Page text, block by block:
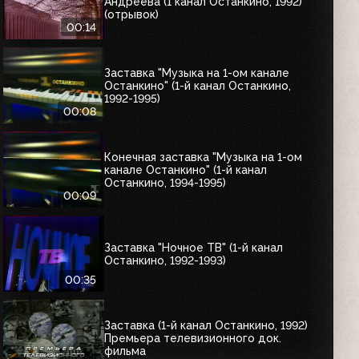
00:14
(отрывок)
00:08
Заставка "Музыка на 1-ом канале
Останкино" (1-й канал Останкино,
1992-1995)
00:09
Конечная заставка "Музыка на 1-ом
канале Останкино" (1-й канал
Останкино, 1994-1995)
00:35
Заставка "Ночное ТВ" (1-й канал
Останкино, 1992-1993)
Заставка (1-й канал Останкино, 1992)
Премьера телевизионного док.
фильма